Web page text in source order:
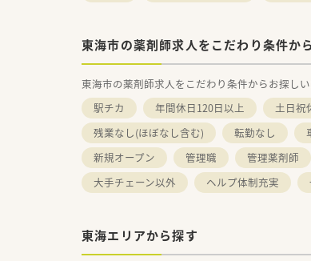
東海市の薬剤師求人をこだわり条件か
東海市の薬剤師求人をこだわり条件からお探しい
駅チカ
年間休日120日以上 土日祝
残業なし(ほぼなし含む)
転勤なし
新規オープン
管理職 管理薬剤師
大手チェーン以外
ヘルプ体制充実
東海エリアから探す